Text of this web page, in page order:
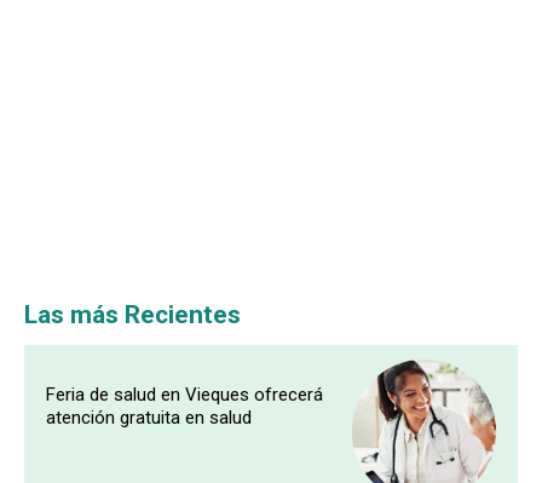
Las más Recientes
Feria de salud en Vieques ofrecerá
atención gratuita en salud